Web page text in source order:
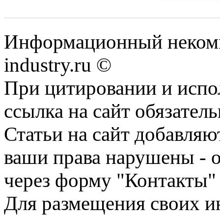
Информационный
industry.ru ©
При цитировании и
ссылка на сайт
Статьи на сайт
ваши права нарушены -
через форму "Контакты"
Для размещения своих